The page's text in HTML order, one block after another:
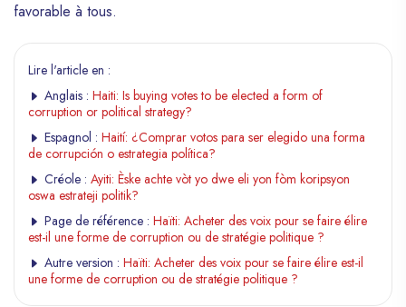
favorable à tous.
Lire l'article en :
Anglais : Haiti: Is buying votes to be elected a form of
corruption or political strategy?
Espagnol : Haití: ¿Comprar votos para ser elegido una forma
de corrupción o estrategia política?
Créole : Ayiti: Èske achte vòt yo dwe eli yon fòm koripsyon
oswa estrateji politik?
Page de référence : Haïti: Acheter des voix pour se faire élire
est-il une forme de corruption ou de stratégie politique ?
Autre version : Haïti: Acheter des voix pour se faire élire est-il
une forme de corruption ou de stratégie politique ?